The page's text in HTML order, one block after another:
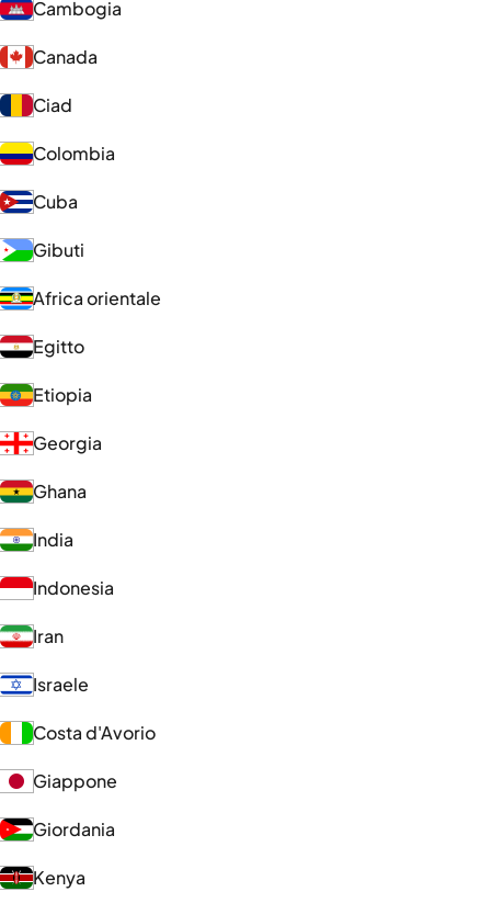
Cambogia
Canada
Ciad
Colombia
Cuba
Gibuti
Africa orientale
Egitto
Etiopia
Georgia
Ghana
India
Indonesia
Iran
Israele
Costa d'Avorio
Giappone
Giordania
Kenya